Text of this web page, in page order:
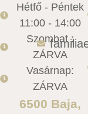
Hétfő - Péntek
11:00 - 14:00
Szombat :
ZÁRVA
Vasárnap:
ZÁRVA
6500 Baja,